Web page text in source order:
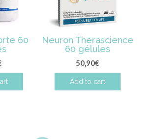
60
Neuron Therascience
60 gélules
50,90€
Add to cart